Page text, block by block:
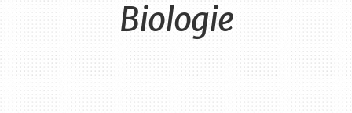
Biologie